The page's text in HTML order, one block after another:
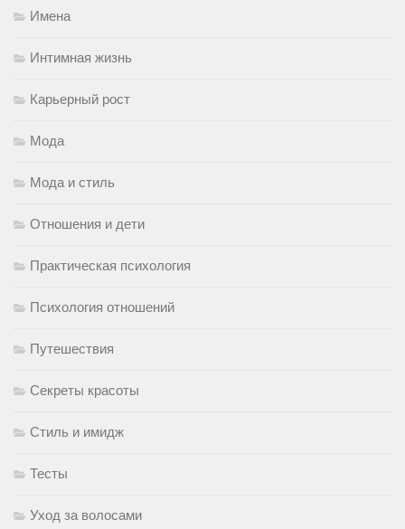
Имена
Интимная жизнь
Карьерный рост
Мода
Мода и стиль
Отношения и дети
Практическая психология
Психология отношений
Путешествия
Секреты красоты
Стиль и имидж
Тесты
Уход за волосами